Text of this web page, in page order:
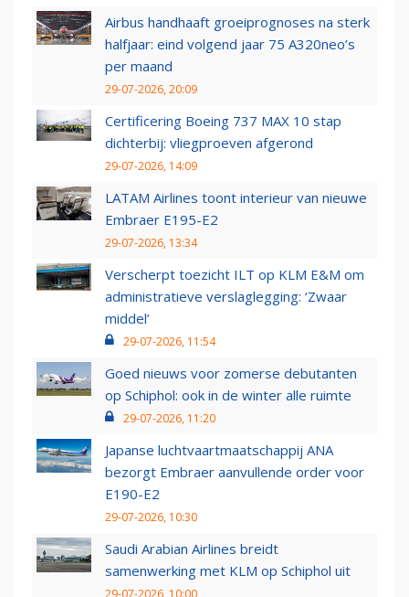
Airbus handhaaft groeiprognoses na sterk
halfjaar: eind volgend jaar 75 A320neo’s
per maand
29-07-2026, 20:09
Certificering Boeing 737 MAX 10 stap
dichterbij: vliegproeven afgerond
29-07-2026, 14:09
LATAM Airlines toont interieur van nieuwe
Embraer E195-E2
29-07-2026, 13:34
Verscherpt toezicht ILT op KLM E&M om
administratieve verslaglegging: ‘Zwaar
middel’
29-07-2026, 11:54
Goed nieuws voor zomerse debutanten
op Schiphol: ook in de winter alle ruimte
29-07-2026, 11:20
Japanse luchtvaartmaatschappij ANA
bezorgt Embraer aanvullende order voor
E190-E2
29-07-2026, 10:30
Saudi Arabian Airlines breidt
samenwerking met KLM op Schiphol uit
29-07-2026, 10:00